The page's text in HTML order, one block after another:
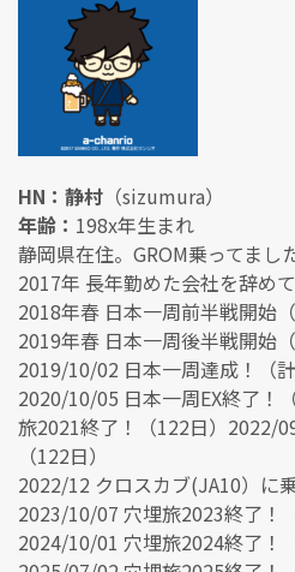
HN：静村 （sizumura）
年齢： 198x年生まれ
静岡県在住。GROM乗ってまし
2017年 長年勤めた会社を辞めて
2018年春 日本一周前半戦開始（
2019年春 日本一周後半戦開始（
2019/10/02 日本一周達成！（計
2020/10/05 日本一周EX終了！
旅2021終了！（122日）2022/
（122日）
2022/12 クロスカブ(JA10）に
2023/10/07 穴埋旅2023終了！
2024/10/01 穴埋旅2024終了！